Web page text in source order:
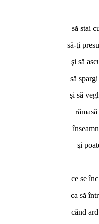
să stai
să-ţi
şi să
să
şi să
şi
ce se
ca să
când